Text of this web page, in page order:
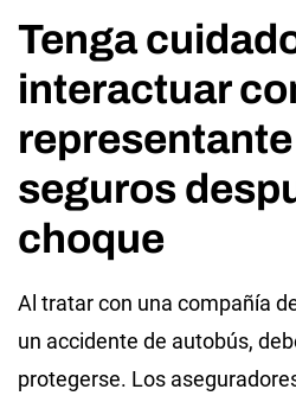
Tenga
interactuar
seguros
choque
Al tratar con una compañía
un accidente de autobús,
protegerse. Los